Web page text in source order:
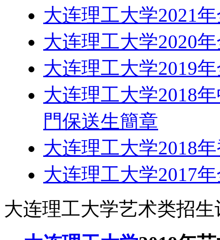
大连理工大学2021
大连理工大学2020
大连理工大学2019
大连理工大学2018
門保送生簡章
大连理工大学2018
大连理工大学2017
大连理工大学艺术类招生